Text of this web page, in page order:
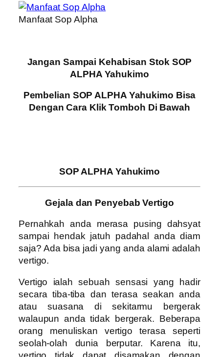
Manfaat Sop Alpha
Jangan Sampai Kehabisan Stok SOP
ALPHA Yahukimo
Pembelian SOP ALPHA Yahukimo Bisa
Dengan Cara Klik Tomboh Di Bawah
SOP ALPHA Yahukimo
Gejala dan Penyebab Vertigo
Pernahkah anda merasa pusing dahsyat
sampai hendak jatuh padahal anda diam
saja? Ada bisa jadi yang anda alami adalah
vertigo.
Vertigo ialah sebuah sensasi yang hadir
secara tiba-tiba dan terasa seakan anda
atau suasana di sekitarmu bergerak
walaupun anda tidak bergerak. Beberapa
orang menuliskan vertigo terasa seperti
seolah-olah dunia berputar. Karena itu,